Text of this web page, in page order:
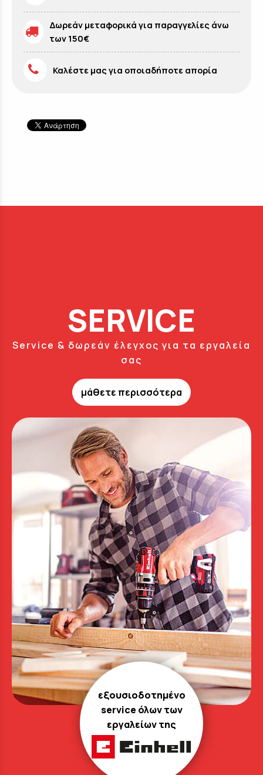
Δωρεάν μεταφορικά για παραγγελίες άνω
των 150€
Καλέστε μας για οποιαδήποτε απορία
SERVICE
Service & δωρεάν έλεγχος για τα εργαλεία
σας
μάθετε περισσότερα
εξουσιοδοτημένο
service όλων των
εργαλείων της